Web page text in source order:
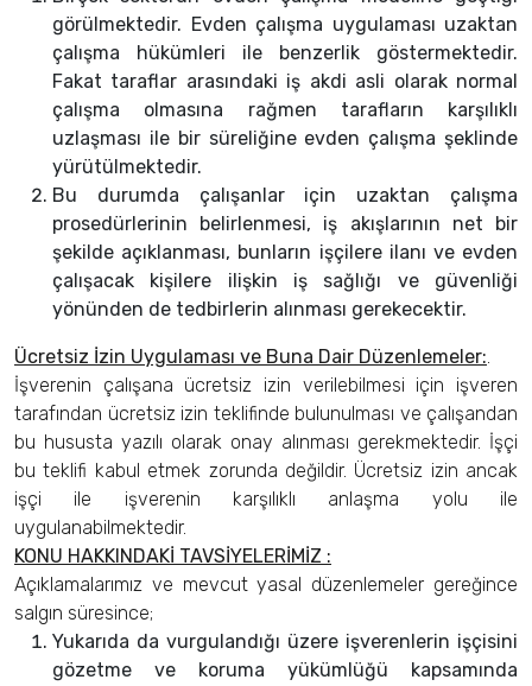
görülmektedir. Evden çalışma uygulaması uzaktan
çalışma hükümleri ile benzerlik göstermektedir.
Fakat taraflar arasındaki iş akdi asli olarak normal
çalışma olmasına rağmen tarafların karşılıklı
uzlaşması ile bir süreliğine evden çalışma şeklinde
yürütülmektedir.
Bu durumda çalışanlar için uzaktan çalışma
prosedürlerinin belirlenmesi, iş akışlarının net bir
şekilde açıklanması, bunların işçilere ilanı ve evden
çalışacak kişilere ilişkin iş sağlığı ve güvenliği
yönünden de tedbirlerin alınması gerekecektir.
Ücretsiz İzin Uygulaması ve Buna Dair Düzenlemeler:.
İşverenin çalışana ücretsiz izin verilebilmesi için işveren
tarafından ücretsiz izin teklifinde bulunulması ve çalışandan
bu hususta yazılı olarak onay alınması gerekmektedir. İşçi
bu teklifi kabul etmek zorunda değildir. Ücretsiz izin ancak
işçi ile işverenin karşılıklı anlaşma yolu ile
uygulanabilmektedir.
KONU HAKKINDAKİ TAVSİYELERİMİZ :
Açıklamalarımız ve mevcut yasal düzenlemeler gereğince
salgın süresince;
Yukarıda da vurgulandığı üzere işverenlerin işçisini
gözetme ve koruma yükümlüğü kapsamında